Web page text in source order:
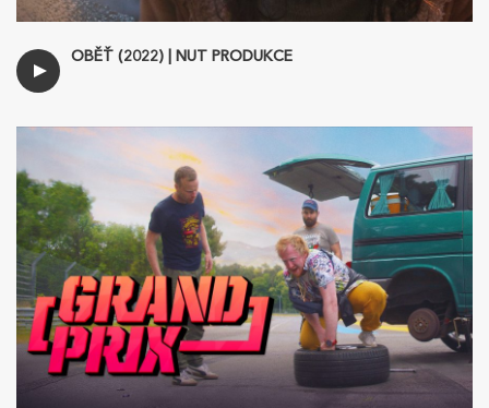
OBĚŤ (2022) | NUT PRODUKCE